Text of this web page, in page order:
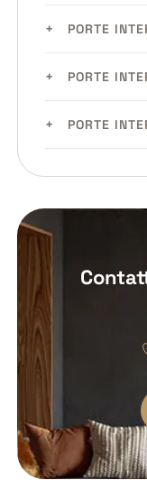
PORTE
PORTE
PORTE